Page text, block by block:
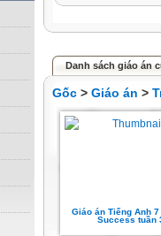
Danh sách giáo án
Gốc > Giáo án >
Giáo án Tiếng Anh
Success tuần